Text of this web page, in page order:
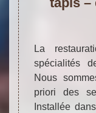
La
spécialités
Nous
priori des
Installée